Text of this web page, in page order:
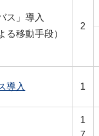
ス」導入
る移動手段）
2
導入 1
1